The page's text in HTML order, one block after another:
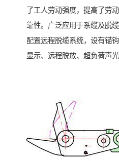
了工人劳动强度，提高了劳
靠性。广泛应用于系缆及脱
配置远程脱缆系统，设有锚
显示、远程脱放、超负荷声光